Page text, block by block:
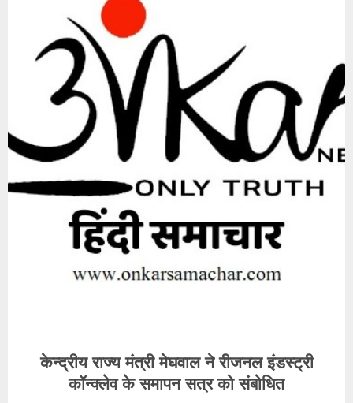
केन्द्रीय राज्य मंत्री मेघवाल ने रीजनल इंडस्ट्री
कॉन्क्लेव के समापन सत्र को संबोधित